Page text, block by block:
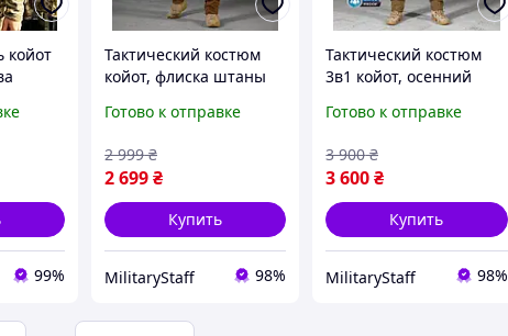
койот
99%
Тактический костюм
койот, флиска штаны
комплект койот, брюки
костюм койот
Готово к отправке
2 699₴
2 999 ₴
Купить
MilitaryStaff 98%
Тактический костюм
3в1 койот, осенний
тройка койот, костюм
Готово к отправке
3 600₴
3 900 ₴
Купить
MilitaryStaff 98%